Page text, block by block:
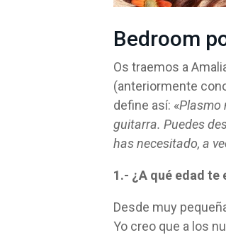
Bedroom
Os traemos a
(anteriormente
define así: «Plasmo
guitarra. Puedes
has necesitado, a
1.- ¿A qué edad te
Desde muy
Yo creo que a los